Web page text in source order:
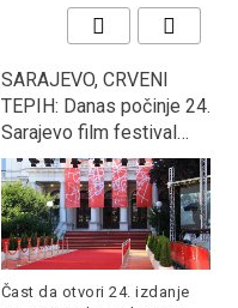
SARAJEVO, CRVENI
TEPIH: Danas počinje 24.
Sarajevo film festival…
Čast da otvori 24. izdanje